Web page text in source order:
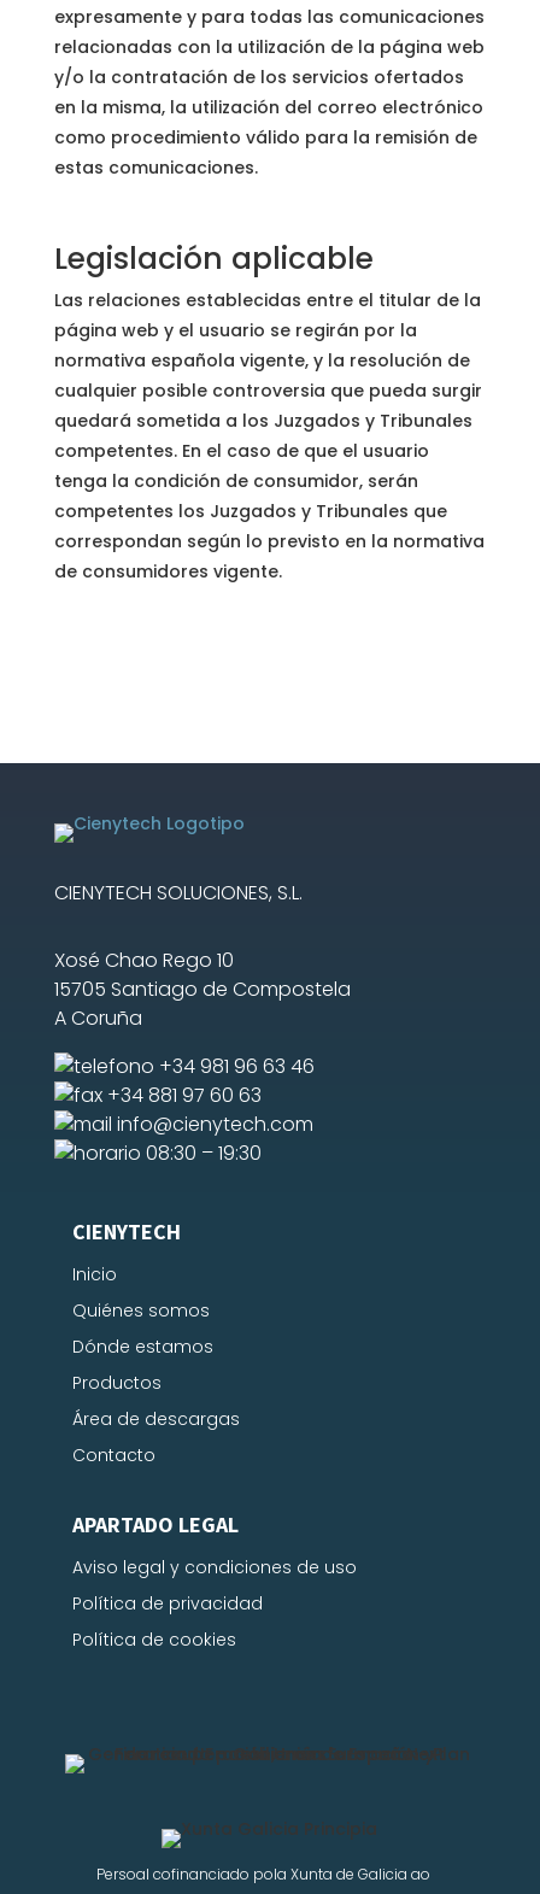
expresamente y para todas las comunicaciones
relacionadas con la utilización de la página web
y/o la contratación de los servicios ofertados
en la misma, la utilización del correo electrónico
como procedimiento válido para la remisión de
estas comunicaciones.
Legislación aplicable
Las relaciones establecidas entre el titular de la
página web y el usuario se regirán por la
normativa española vigente, y la resolución de
cualquier posible controversia que pueda surgir
quedará sometida a los Juzgados y Tribunales
competentes. En el caso de que el usuario
tenga la condición de consumidor, serán
competentes los Juzgados y Tribunales que
correspondan según lo previsto en la normativa
de consumidores vigente.
CIENYTECH SOLUCIONES, S.L.
Xosé Chao Rego 10
15705 Santiago de Compostela
A Coruña
+34 981 96 63 46
+34 881 97 60 63
info@cienytech.com
08:30 – 19:30
CIENYTECH
Inicio
Quiénes somos
Dónde estamos
Productos
Área de descargas
Contacto
APARTADO LEGAL
Aviso legal y condiciones de uso
Política de privacidad
Política de cookies
Persoal cofinanciado pola Xunta de Galicia ao